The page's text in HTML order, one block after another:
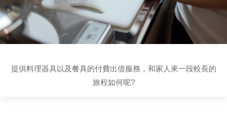
提供料理器具以及餐具的付費出借服務，和家人來一段較長的
旅程如何呢?